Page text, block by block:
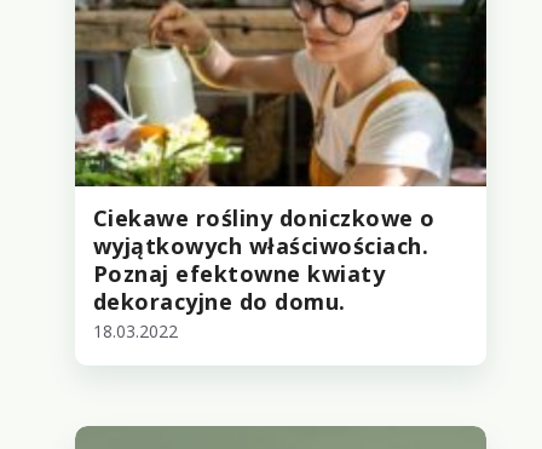
Ciekawe rośliny doniczkowe o
wyjątkowych właściwościach.
Poznaj efektowne kwiaty
dekoracyjne do domu.
18.03.2022